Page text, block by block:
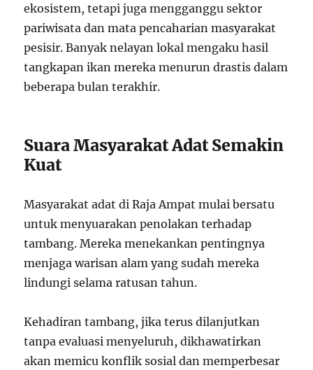
ekosistem, tetapi juga mengganggu sektor
pariwisata dan mata pencaharian masyarakat
pesisir. Banyak nelayan lokal mengaku hasil
tangkapan ikan mereka menurun drastis dalam
beberapa bulan terakhir.
Suara Masyarakat Adat Semakin
Kuat
Masyarakat adat di Raja Ampat mulai bersatu
untuk menyuarakan penolakan terhadap
tambang. Mereka menekankan pentingnya
menjaga warisan alam yang sudah mereka
lindungi selama ratusan tahun.
Kehadiran tambang, jika terus dilanjutkan
tanpa evaluasi menyeluruh, dikhawatirkan
akan memicu konflik sosial dan memperbesar